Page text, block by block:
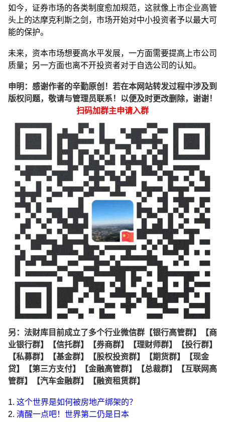
如今，证券市场的各类制度愈加规范，这就像上市企业高管
头上的达摩克利斯之剑，市场开始对中小投资者予以最大可
能的保护。
未来，资本市场想要高水平发展，一方面需要提高上市公司
质量；另一方面也离不开投资者对于自选公司的认知。
申明：感谢作者的辛勤原创！若在本网站转发过程中涉及到
版权问题，敬请与管理员联系！以便及时更改删除，谢谢！
扫码加群主申请入群
另：法财库目前成立了多个行业微信群【银行高管群】【商
业银行群】【信托群】【券商群】【理财师群】【投行群】
【私募群】【基金群】【股权投资群】【期货群】【现金
贷】【第三方支付】【金融高管群】【总裁群】【互联网高
管群】【汽车金融群】【融资租赁群】
1. 这个世界是如何被房地产绑架的？
2. 清醒一点吧！世界第二仍是日本